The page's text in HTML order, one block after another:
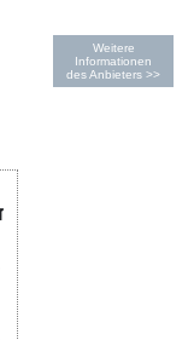
Weitere
Informationen
des Anbieters >>